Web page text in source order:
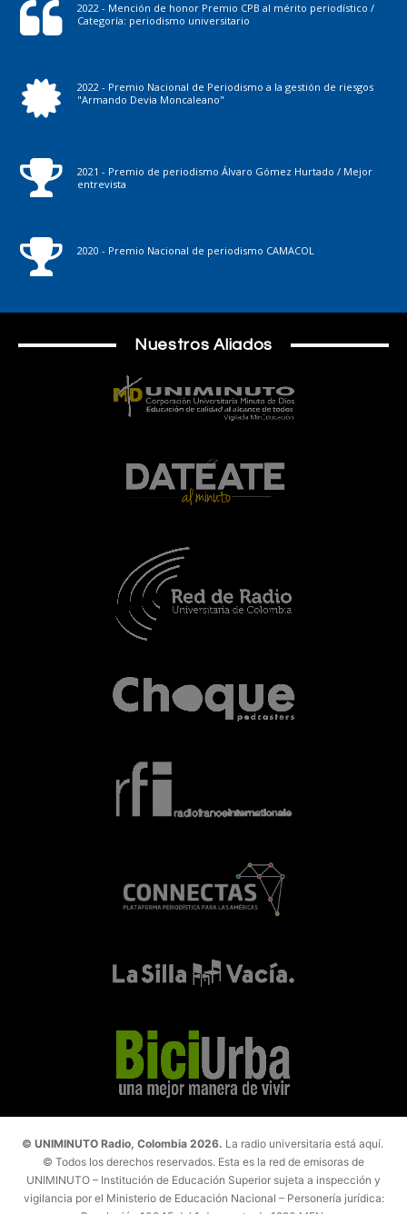
2022 - Mención de honor Premio CPB al mérito periodístico /
Categoría: periodismo universitario
2022 - Premio Nacional de Periodismo a la gestión de riesgos
"Armando Devia Moncaleano"
2021 - Premio de periodismo Álvaro Gómez Hurtado / Mejor
entrevista
2020 - Premio Nacional de periodismo CAMACOL
Nuestros Aliados
© UNIMINUTO Radio, Colombia 2026. La radio universitaria está aquí.
© Todos los derechos reservados. Esta es la red de emisoras de
UNIMINUTO – Institución de Educación Superior sujeta a inspección y
vigilancia por el Ministerio de Educación Nacional – Personería jurídica: